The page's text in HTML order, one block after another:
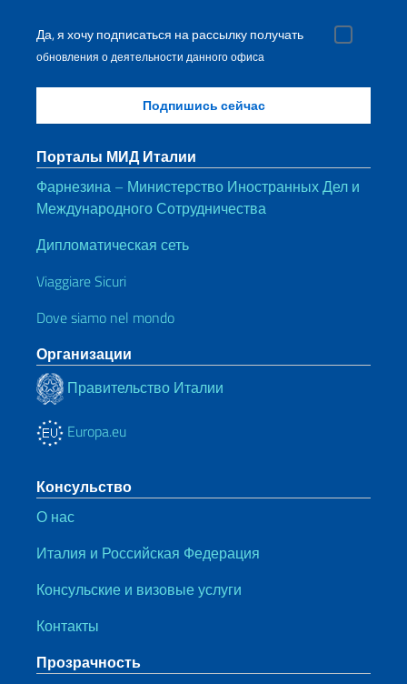
Да, я хочу подписаться на рассылку получать
обновления о деятельности данного офиса
Порталы МИД Италии
Фарнезина – Министерство Иностранных Дел и
Международного Сотрудничества
Дипломатическая сеть
Viaggiare Sicuri
Dove siamo nel mondo
Организации
Правительство Италии
Europa.eu
Консульство
О нас
Италия и Российская Федерация
Консульские и визовые услуги
Контакты
Прозрачность